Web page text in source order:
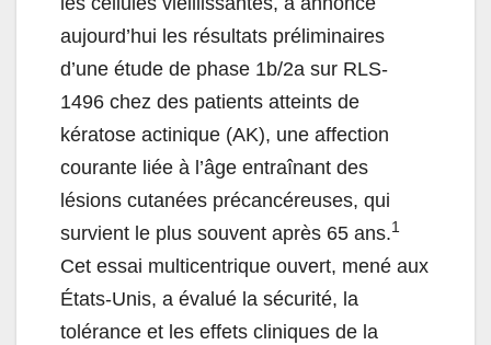
aujourd’hui les résultats préliminaires
d’une étude de phase 1b/2a sur RLS-
1496 chez des patients atteints de
kératose actinique (AK), une affection
courante liée à l’âge entraînant des
lésions cutanées précancéreuses, qui
survient le plus souvent après 65 ans.1
Cet essai multicentrique ouvert, mené aux
États-Unis, a évalué la sécurité, la
tolérance et les effets cliniques de la